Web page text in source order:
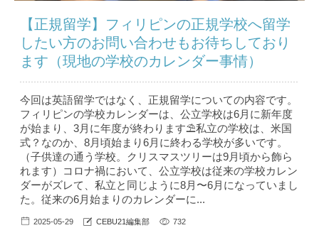
【正規留学】フィリピンの正規学校へ留学
したい方のお問い合わせもお待ちしており
ます（現地の学校のカレンダー事情）
今回は英語留学ではなく、正規留学についての内容です。
フィリピンの学校カレンダーは、公立学校は6月に新年度
が始まり、3月に年度が終わります⛱私立の学校は、米国
式？なのか、8月頃始まり6月に終わる学校が多いです。
（子供達の通う学校。クリスマスツリーは9月頃から飾ら
れます）コロナ禍において、公立学校は従来の学校カレン
ダーがズレて、私立と同じように8月〜6月になっていまし
た。従来の6月始まりのカレンダーに...
2025-05-29 CEBU21編集部 732